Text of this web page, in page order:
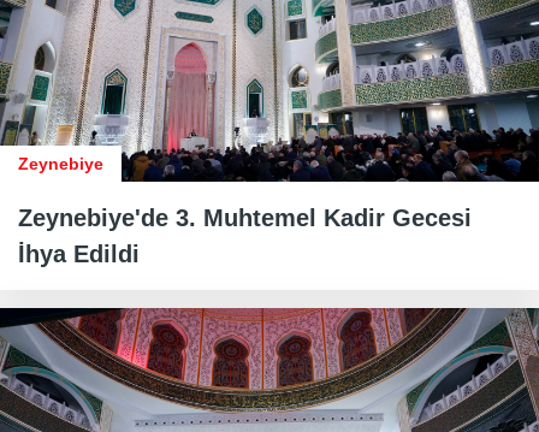
Zeynebiye
Zeynebiye'de 3. Muhtemel Kadir Gecesi
İhya Edildi